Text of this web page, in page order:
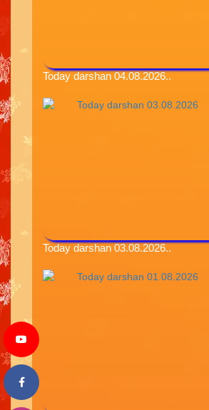
Today darshan 04.08.2026..
Today darshan 03.08.2026..